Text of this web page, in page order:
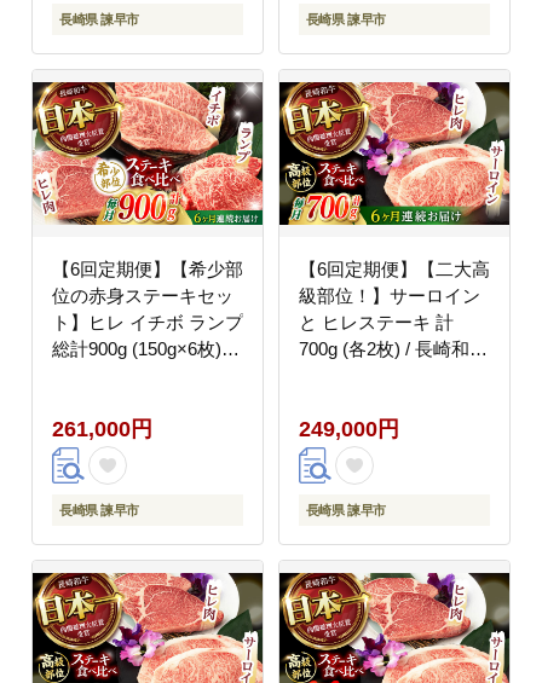
長崎県 諫早市 長崎県 諫早市
【6回定期便】【希少部
位の赤身ステーキセッ
ト】ヒレ イチボ ランプ
総計900g (150g×6枚) /
中精肉店 [AHCW073]
261,000円
長崎県 諫早市
【6回定期便】【二大高
級部位！】サーロイン
と ヒレステーキ 計
700g (各2枚) / 長崎和牛
[AHCW082]
249,000円
長崎県 諫早市